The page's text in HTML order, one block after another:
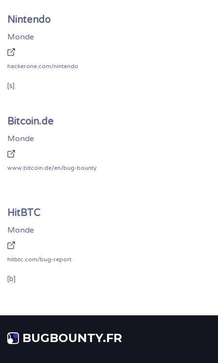
Nintendo
Monde
hackerone.com/nintendo
[s]
Bitcoin.de
Monde
www.bitcoin.de/en/bug-bounty
HitBTC
Monde
hitbtc.com/bug-report
[b]
BUGBOUNTY.FR